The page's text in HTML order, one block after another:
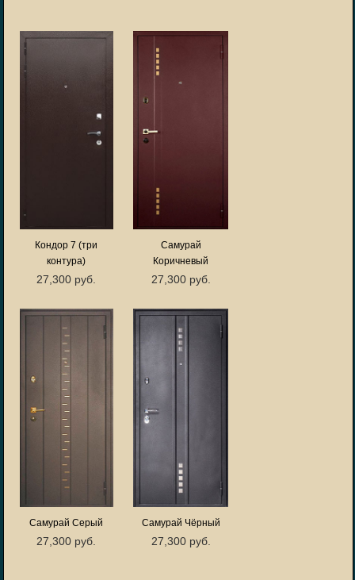
Кондор 7 (три
контура)
27,300 руб.
Самурай
Коричневый
27,300 руб.
Самурай Серый
27,300 руб.
Самурай Чёрный
27,300 руб.